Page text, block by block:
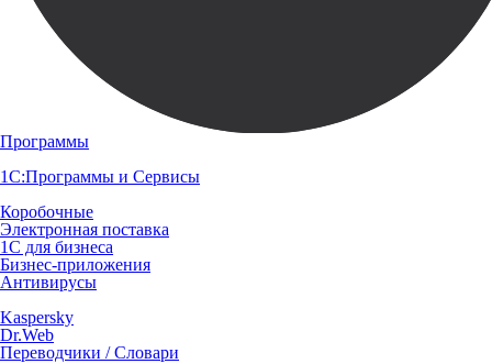
Программы
1С:Программы и Сервисы
Коробочные
Электронная поставка
1С для бизнеса
Бизнес-приложения
Антивирусы
Kaspersky
Dr.Web
Переводчики / Словари